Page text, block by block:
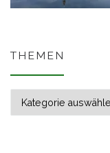
THEMEN